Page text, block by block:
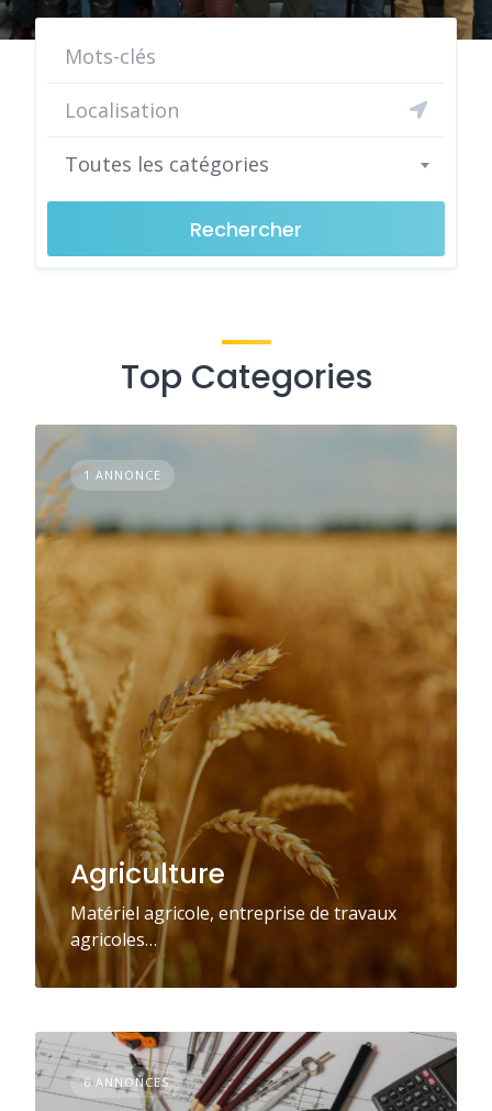
Toutes les catégories
Rechercher
Top Categories
1 ANNONCE
Agriculture
Matériel agricole, entreprise de travaux
agricoles…
6 ANNONCES